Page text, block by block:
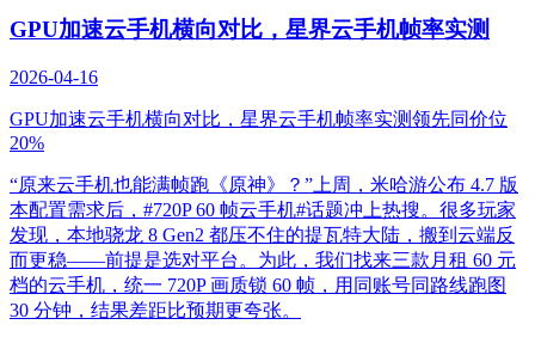
GPU加速云手机横向对比，星界云手机帧率实测
2026-04-16
GPU加速云手机横向对比，星界云手机帧率实测领先同价位
20%
“原来云手机也能满帧跑《原神》？”上周，米哈游公布 4.7 版
本配置需求后，#720P 60 帧云手机#话题冲上热搜。很多玩家
发现，本地骁龙 8 Gen2 都压不住的提瓦特大陆，搬到云端反
而更稳——前提是选对平台。为此，我们找来三款月租 60 元
档的云手机，统一 720P 画质锁 60 帧，用同账号同路线跑图
30 分钟，结果差距比预期更夸张。